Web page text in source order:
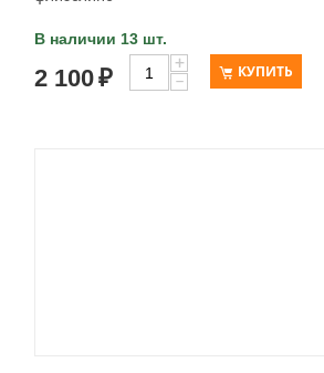
В наличии 13 шт.
2 100₽
+
−
КУПИТЬ